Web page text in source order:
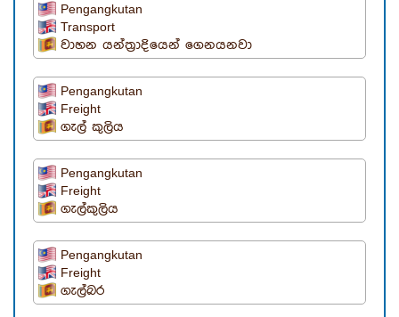
Pengangkutan
Transport
වාහන යන්ත්‍රාදියෙන් ගෙනයනවා
Pengangkutan
Freight
ගැල් කුලිය
Pengangkutan
Freight
ගැල්කුලිය
Pengangkutan
Freight
ගැල්බර